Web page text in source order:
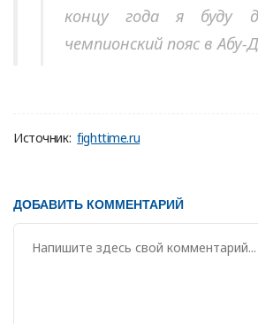
концу года я буду
чемпионский пояс в Абу-
Источник: fighttime.ru
ДОБАВИТЬ КОММЕНТАРИЙ